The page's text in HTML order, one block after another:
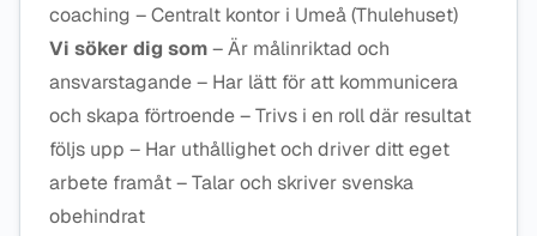
coaching – Centralt kontor i Umeå (Thulehuset)
Vi söker dig som– Är målinriktad och
ansvarstagande – Har lätt för att kommunicera
och skapa förtroende – Trivs i en roll där resultat
följs upp – Har uthållighet och driver ditt eget
arbete framåt – Talar och skriver svenska
obehindrat